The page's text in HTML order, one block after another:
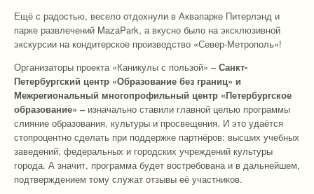
Ещё с радостью, весело отдохнули в Аквапарке Питерлэнд и
парке развлечений MazaPark, а вкусно было на эксклюзивной
экскурсии на кондитерское производство «Север-Метрополь»!
Организаторы проекта «Каникулы с пользой» –Санкт-
Петербургский центр «Образование без границ» и
Межрегиональный многопрофильный центр «Петербургское
образование» –изначально ставили главной целью программы
слияние образования, культуры и просвещения. И это удаётся
стопроцентно сделать при поддержке партнёров: высших учебных
заведений, федеральных и городских учреждений культуры
города. А значит, программа будет востребована и в дальнейшем,
подтверждением тому служат отзывы её участников.